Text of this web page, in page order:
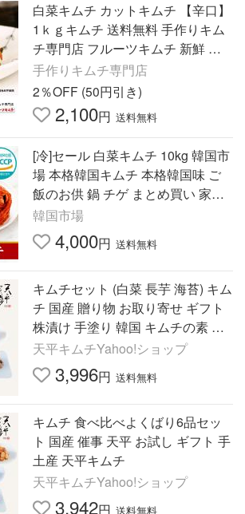
白菜キムチ カットキムチ 【辛口】
1ｋｇキムチ 送料無料 手作りキム
チ専門店 フルーツキムチ 新鮮 発
送日に合わせ製造完成 韓国 本場味
付け 白菜 キムチ
手作りキムチ専門店
2％OFF (50円引き)
2,100円 送料無料
[冷]セール 白菜キムチ 10kg 韓国市
場 本格韓国キムチ 本格韓国味 ご
飯のお供 鍋 チゲ まとめ買い 家族
用 業務用 爆買 (5kg×2×2000円)
韓国市場
4,000円 送料無料
キムチセット (白菜 長芋 海苔) キム
チ 国産 贈り物 お取り寄せ ギフト
株漬け 手塗り 韓国 キムチの素 天
平キムチ
天平キムチYahoo!ショップ
3,996円 送料無料
キムチ 食べ比べよくばり6品セッ
ト 国産 催事 天平 お試し ギフト 手
土産 天平キムチ
天平キムチYahoo!ショップ
3,942円 送料無料